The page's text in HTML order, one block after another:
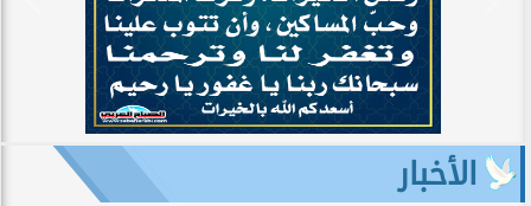
الأخبار